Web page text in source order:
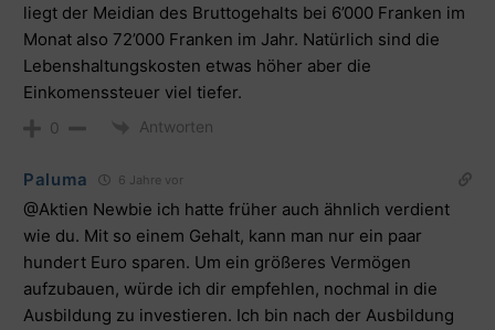
liegt der Meidian des Bruttogehalts bei 6’000 Franken im
Monat also 72’000 Franken im Jahr. Natürlich sind die
Lebenshaltungskosten etwas höher aber die
Einkomenssteuer viel tiefer.
0 Antworten
Paluma 6 Jahre vor
@Aktien Newbie ich hatte früher auch ähnlich verdient
wie du. Mit so einem Gehalt, kann man nur ein paar
hundert Euro sparen. Um ein größeres Vermögen
aufzubauen, würde ich dir empfehlen, nochmal in die
Ausbildung zu investieren. Ich bin nach der Ausbildung